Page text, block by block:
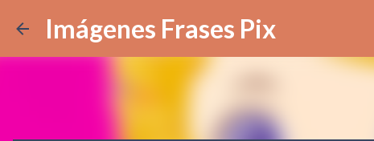
Imágenes Frases Pix